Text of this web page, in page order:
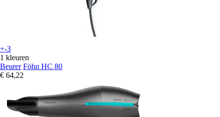
+-3
1 kleuren
Beurer Föhn HC 80
€ 64,22